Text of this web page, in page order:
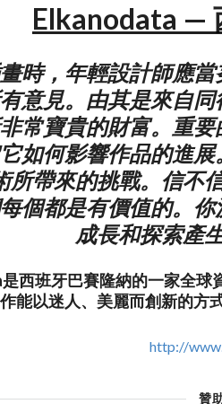
Elkanodata —
時，年輕設計師應
意見。由其是來自
常寶貴的財富。重
如何影響作品的進
所帶來的挑戰。信不
個都是有價值的。
成長和探索產
西班牙巴賽隆納的一家全球
作能以迷人、美麗而創新的方
http://
贊